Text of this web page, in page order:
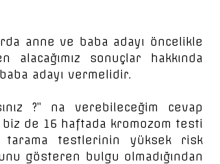
anne ve baba adayı öncelikle
sonuçlar hakkında
adayı vermelidir.
?” na verebileceğim cevap
de 16 haftada kromozom testi
tarama testlerinin yüksek risk
gösteren bulgu olmadığından